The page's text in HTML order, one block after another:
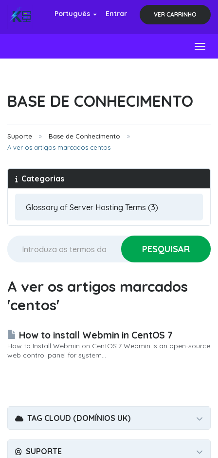
Português Entrar VER CARRINHO
BASE DE CONHECIMENTO
Suporte
Base de Conhecimento
A ver os artigos marcados centos
Categorias
A ver os artigos marcados
'centos'
How to install Webmin in CentOS 7
How to Install Webmin on CentOS 7 Webmin is an open-source
web control panel for system...
TAG CLOUD (DOMÍNIOS UK)
SUPORTE